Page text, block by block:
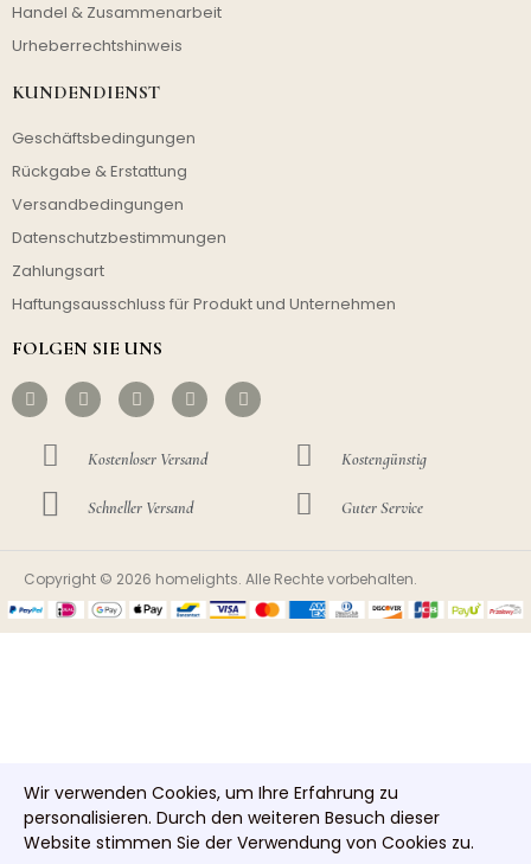
Handel & Zusammenarbeit
Urheberrechtshinweis
KUNDENDIENST
Geschäftsbedingungen
Rückgabe & Erstattung
Versandbedingungen
Datenschutzbestimmungen
Zahlungsart
Haftungsausschluss für Produkt und Unternehmen
FOLGEN SIE UNS
Kostenloser Versand Kostengünstig
Schneller Versand Guter Service
Copyright © 2026 homelights. Alle Rechte vorbehalten.
Wir verwenden Cookies, um Ihre Erfahrung zu
personalisieren. Durch den weiteren Besuch dieser
Website stimmen Sie der Verwendung von Cookies zu.